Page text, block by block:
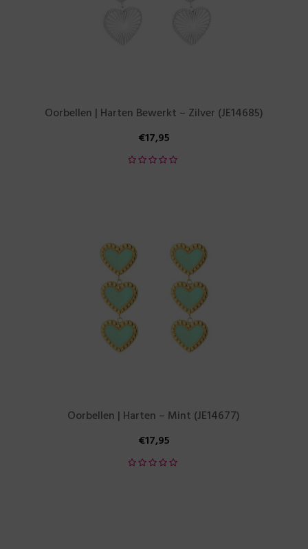
Oorbellen | Harten Bewerkt – Zilver (JE14685)
€17,95
Oorbellen | Harten – Mint (JE14677)
€17,95